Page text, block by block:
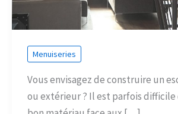
Menuiseries
Vous envisagez de construire un
ou extérieur ? Il est parfois difficile